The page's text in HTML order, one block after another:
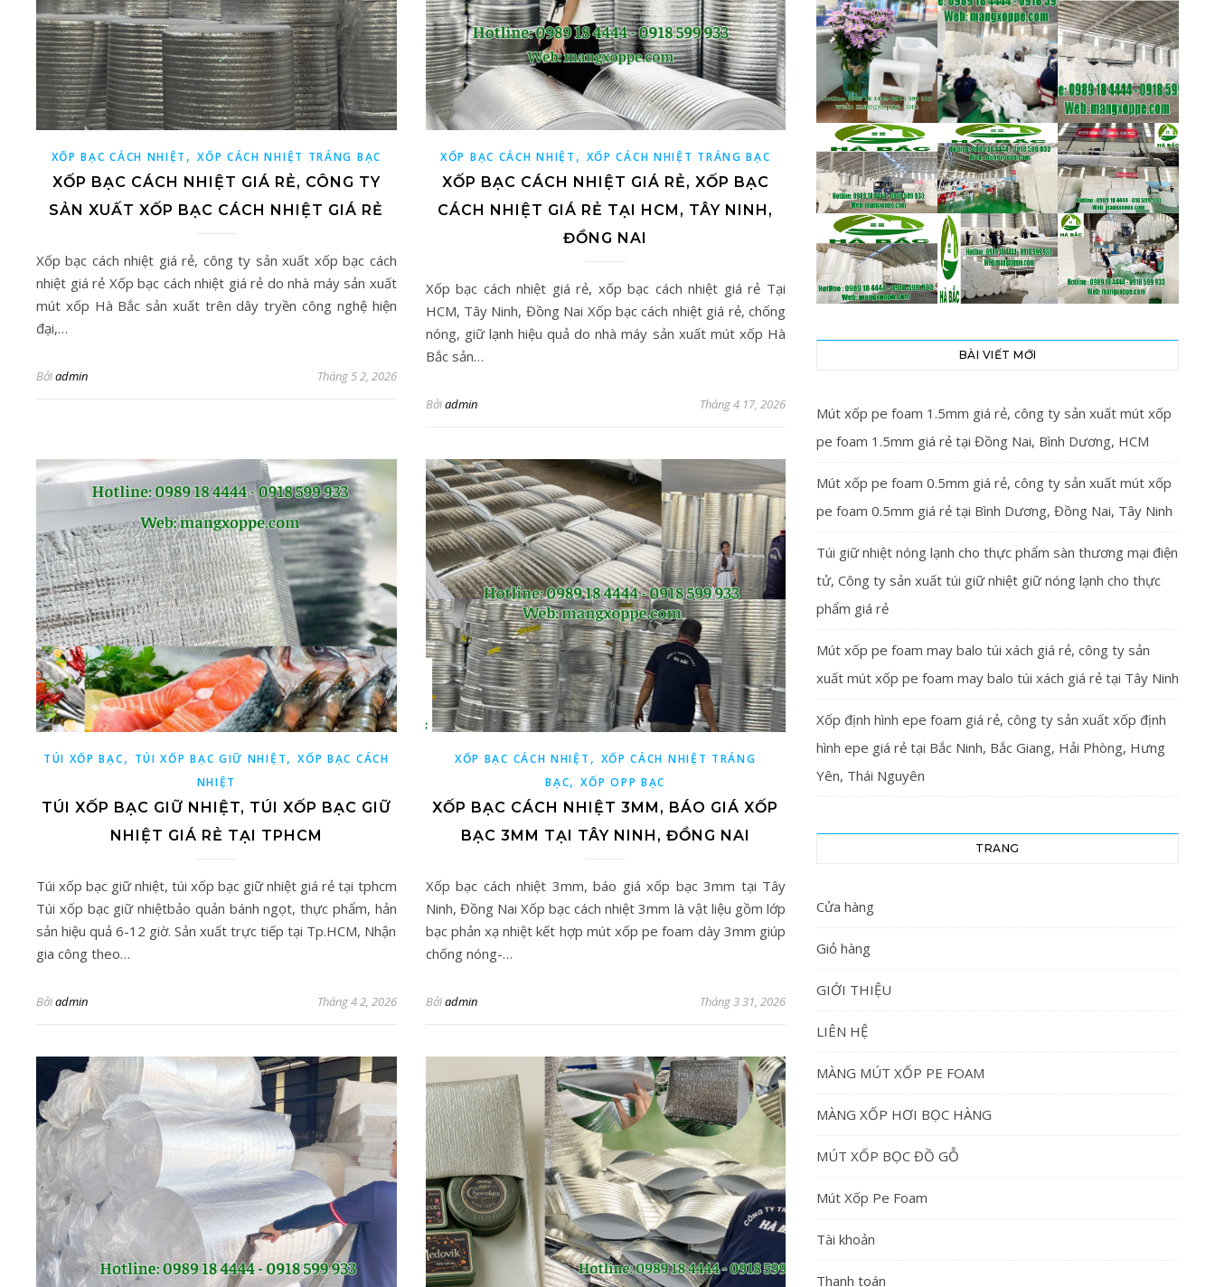
XỐP BẠC CÁCH NHIỆT ,XỐP CÁCH NHIỆT TRÁNG BẠC
XỐP BẠC CÁCH NHIỆT GIÁ RẺ, CÔNG TY
SẢN XUẤT XỐP BẠC CÁCH NHIỆT GIÁ RẺ
Xốp bạc cách nhiệt giá rẻ, công ty sản xuất xốp bạc cách
nhiệt giá rẻ Xốp bạc cách nhiệt giá rẻ do nhà máy sản xuất
mút xốp Hà Bắc sản xuất trên dây tryền công nghệ hiện
đại,…
Bởiadmin Tháng 5 2, 2026
XỐP BẠC CÁCH NHIỆT , XỐP CÁCH NHIỆT TRÁNG BẠC
XỐP BẠC CÁCH NHIỆT GIÁ RẺ, XỐP BẠC
CÁCH NHIỆT GIÁ RẺ TẠI HCM, TÂY NINH,
ĐỒNG NAI
Xốp bạc cách nhiệt giá rẻ, xốp bạc cách nhiệt giá rẻ Tại
HCM, Tây Ninh, Đồng Nai Xốp bạc cách nhiệt giá rẻ, chống
nóng, giữ lạnh hiệu quả do nhà máy sản xuất mút xốp Hà
Bắc sản…
Bởiadmin Tháng 4 17, 2026
TÚI XỐP BẠC, TÚI XỐP BẠC GIỮ NHIỆT,XỐP BẠC CÁCH
NHIỆT
TÚI XỐP BẠC GIỮ NHIỆT, TÚI XỐP BẠC GIỮ
NHIỆT GIÁ RẺ TẠI TPHCM
Túi xốp bạc giữ nhiệt, túi xốp bạc giữ nhiệt giá rẻ tại tphcm
Túi xốp bạc giữ nhiệtbảo quản bánh ngọt, thực phẩm, hản
sản hiệu quả 6-12 giờ. Sản xuất trực tiếp tại Tp.HCM, Nhận
gia công theo…
Bởiadmin Tháng 4 2, 2026
XỐP BẠC CÁCH NHIỆT , XỐP CÁCH NHIỆT TRÁNG
BẠC,XỐP OPP BẠC
XỐP BẠC CÁCH NHIỆT 3MM, BÁO GIÁ XỐP
BẠC 3MM TẠI TÂY NINH, ĐỒNG NAI
Xốp bạc cách nhiệt 3mm, báo giá xốp bạc 3mm tại Tây
Ninh, Đồng Nai Xốp bạc cách nhiệt 3mm là vật liệu gồm lớp
bạc phản xạ nhiệt kết hợp mút xốp pe foam dày 3mm giúp
chống nóng-…
Bởiadmin Tháng 3 31, 2026
BÀI VIẾT MỚI
Mút xốp pe foam 1.5mm giá rẻ, công ty sản xuất mút xốp
pe foam 1.5mm giá rẻ tại Đồng Nai, Bình Dương, HCM
Mút xốp pe foam 0.5mm giá rẻ, công ty sản xuất mút xốp
pe foam 0.5mm giá rẻ tại Bình Dương, Đồng Nai, Tây Ninh
Túi giữ nhiệt nóng lạnh cho thực phẩm sàn thương mại điện
tử, Công ty sản xuất túi giữ nhiệt giữ nóng lạnh cho thực
phẩm giá rẻ
Mút xốp pe foam may balo túi xách giá rẻ, công ty sản
xuất mút xốp pe foam may balo túi xách giá rẻ tại Tây Ninh
Xốp định hình epe foam giá rẻ, công ty sản xuất xốp định
hình epe giá rẻ tại Bắc Ninh, Bắc Giang, Hải Phòng, Hưng
Yên, Thái Nguyên
TRANG
Cửa hàng
Giỏ hàng
GIỚI THIỆU
LIÊN HỆ
MÀNG MÚT XỐP PE FOAM
MÀNG XỐP HƠI BỌC HÀNG
MÚT XỐP BỌC ĐỒ GỖ
Mút Xốp Pe Foam
Tài khoản
Thanh toán